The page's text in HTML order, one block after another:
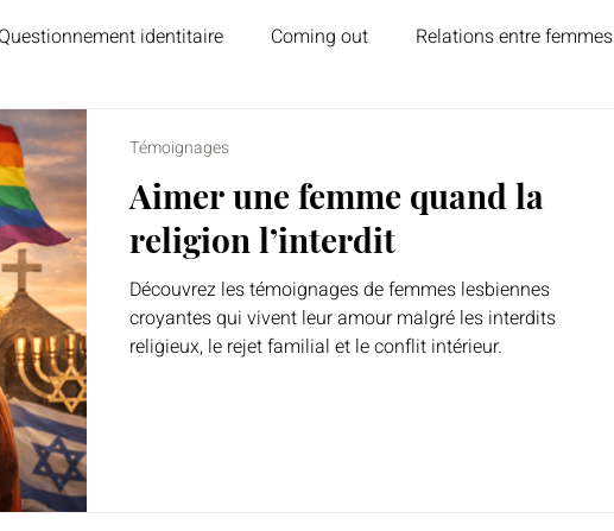
Questionnement identitaire Coming out Relations entre femmes
et émotions
Aimer une femme quand la
religion l’interdit
Découvrez les témoignages de femmes lesbiennes
croyantes qui vivent leur amour malgré les interdits
religieux, le rejet familial et le conflit intérieur.
Témoignages